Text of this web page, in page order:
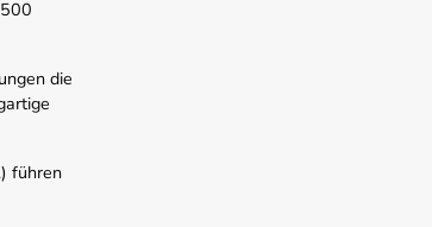
die
führen